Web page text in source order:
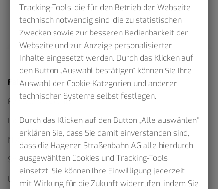
Fahrplan
Fahrplanauskunft
Interaktiver Netzplan
Netzpläne als Download
Sommerfahrplan 2026
Linienfahrpläne
Tracking-Tools, die für den Betrieb der Webseite
technisch notwendig sind, die zu statistischen
Zwecken sowie zur besseren Bedienbarkeit der
Webseite und zur Anzeige personalisierter
Inhalte eingesetzt werden. Durch das Klicken auf
den Button „Auswahl bestätigen" können Sie Ihre
Auswahl der Cookie-Kategorien und anderer
technischer Systeme selbst festlegen.
Durch das Klicken auf den Button „Alle auswählen"
erklären Sie, dass Sie damit einverstanden sind,
dass die Hagener Straßenbahn AG alle hierdurch
ausgewählten Cookies und Tracking-Tools
einsetzt. Sie können Ihre Einwilligung jederzeit
mit Wirkung für die Zukunft widerrufen, indem Sie